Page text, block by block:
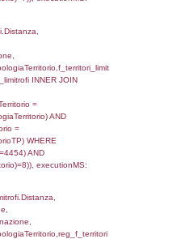
=
)
= 4454 ) AND
= 1)
0.053153038024902